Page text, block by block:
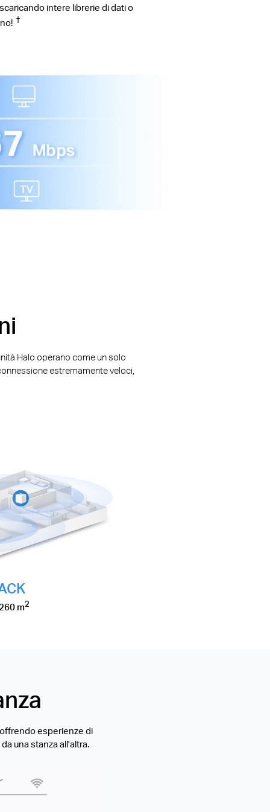
intere librerie di dati o
†
Halo operano come un solo
estremamente veloci,
m2
esperienze di
una stanza all'altra.